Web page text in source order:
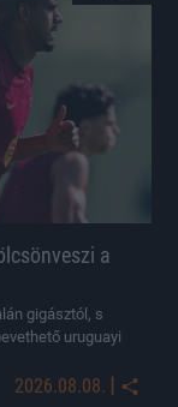
a
gigásztól, s
uruguayi
2026.08.08. |